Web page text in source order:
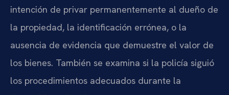
intención de privar permanentemente al dueño de
la propiedad, la identificación errónea, o la
ausencia de evidencia que demuestre el valor de
los bienes. También se examina si la policía siguió
los procedimientos adecuados durante la